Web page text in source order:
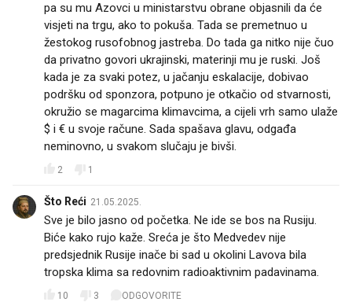
pa su mu Azovci u ministarstvu obrane objasnili da će
visjeti na trgu, ako to pokuša. Tada se premetnuo u
žestokog rusofobnog jastreba. Do tada ga nitko nije čuo
da privatno govori ukrajinski, materinji mu je ruski. Još
kada je za svaki potez, u jačanju eskalacije, dobivao
podršku od sponzora, potpuno je otkačio od stvarnosti,
okružio se magarcima klimavcima, a cijeli vrh samo ulaže
$ i € u svoje račune. Sada spašava glavu, odgađa
neminovno, u svakom slučaju je bivši.
2 1
Što Reći 21.05.2025.
Sve je bilo jasno od početka. Ne ide se bos na Rusiju.
Biće kako rujo kaže. Sreća je što Medvedev nije
predsjednik Rusije inače bi sad u okolini Lavova bila
tropska klima sa redovnim radioaktivnim padavinama.
10 3 ODGOVORITE